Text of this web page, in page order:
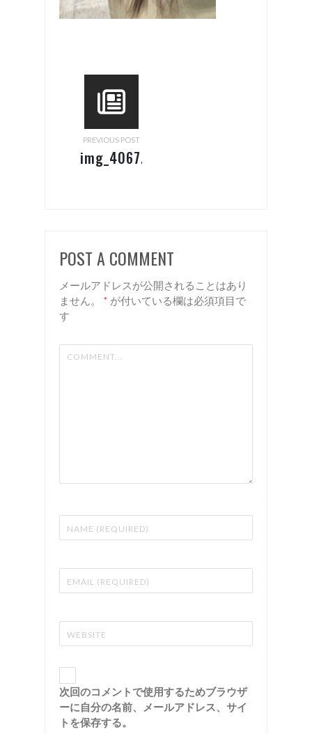
PREVIOUS POST
img_4067.jpg
POST A COMMENT
メールアドレスが公開されることはあり
ません。
* が付いている欄は必須項目で
す
次回のコメントで使用するためブラウザ
ーに自分の名前、メールアドレス、サイ
トを保存する。